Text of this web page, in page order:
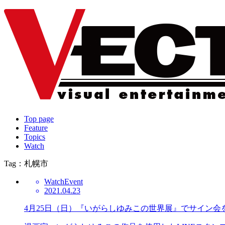
Top page
Feature
Topics
Watch
Tag：札幌市
WatchEvent
2021.04.23
4月25日（日）『いがらしゆみこの世界展』でサイン会